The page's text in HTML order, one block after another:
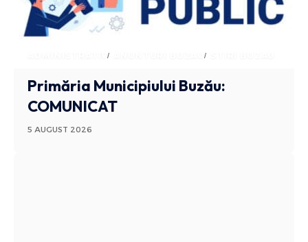
ADMINISTRATIV ANUNTURI BUZAU
Primăria Municipiului Buzău:
COMUNICAT
5 AUGUST 2026